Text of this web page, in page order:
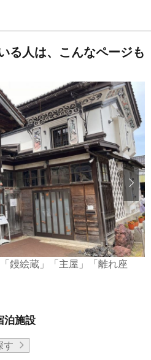
る人は、こんなページも
鏝絵蔵」「主屋」「離れ座
泊施設
す